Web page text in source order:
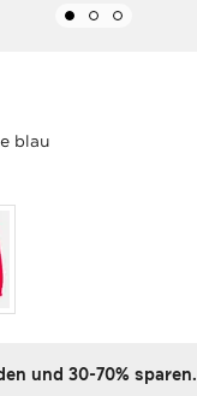
blau
und 30-70% sparen.